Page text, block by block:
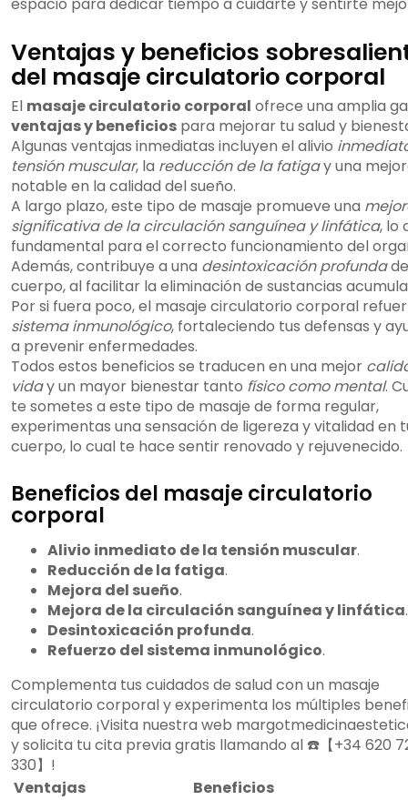
espacio para dedicar tiempo a cuidarte y sentirte
Ventajas y beneficios
del masaje circulatorio corporal
El masaje circulatorio corporal ofrece una amplia
ventajas y beneficios para mejorar tu salud y
Algunas ventajas inmediatas incluyen el alivio
tensión muscular, la reducción de la fatigay una
notable en la calidad del sueño.
A largo plazo, este tipo de masaje promueve una
significativa de la circulación sanguínea y linfática, lo
fundamental para el correcto funcionamiento del
Además, contribuye a una desintoxicación profunda
cuerpo, al facilitar la eliminación de sustancias
Por si fuera poco, el masaje circulatorio corporal
sistema inmunológico, fortaleciendo tus defensas y
a prevenir enfermedades.
Todos estos beneficios se traducen en una mejor
viday un mayor bienestar tanto físico como mental.
te sometes a este tipo de masaje de forma regular,
experimentas una sensación de ligereza y vitalidad en
cuerpo, lo cual te hace sentir renovado y rejuvenecido.
Beneficios del masaje circulatorio
corporal
Alivio inmediato de la tensión muscular.
Reducción de la fatiga.
Mejora del sueño.
Mejora de la circulación sanguínea y linfática.
Desintoxicación profunda.
Refuerzo del sistema inmunológico.
Complementa tus cuidados de salud con un masaje
circulatorio corporal y experimenta los múltiples
que ofrece. ¡Visita nuestra web
y solicita tu cita previa gratis llamando al ☎️【+34 620
330】!
Ventajas
Beneficios